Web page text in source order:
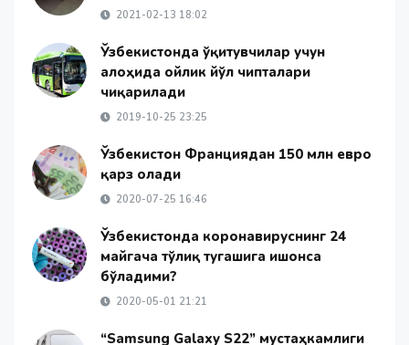
2021-02-13 18:02
Ўзбекистонда ўқитувчилар учун
алоҳида ойлик йўл чипталари
чиқарилади
2019-10-25 23:25
Ўзбекистон Франциядан 150 млн евро
қарз олади
2020-07-25 16:46
Ўзбекистонда коронавируснинг 24
майгача тўлиқ тугашига ишонса
бўладими?
2020-05-01 21:21
“Samsung Galaxy S22” мустаҳкамлиги